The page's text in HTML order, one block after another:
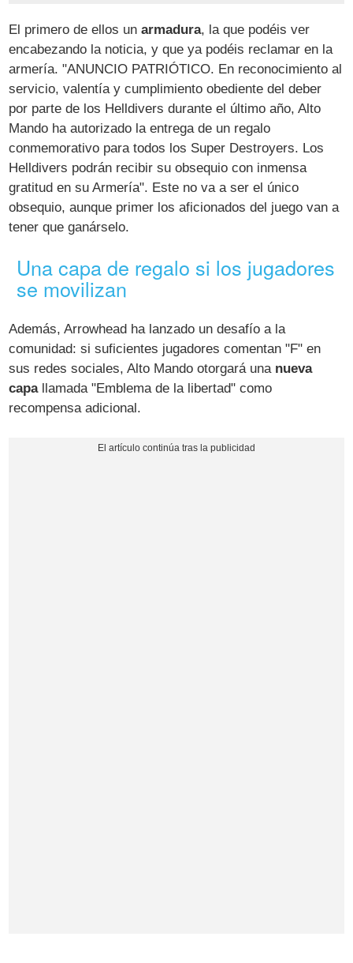
El primero de ellos unarmadura, la que podéis ver
encabezando la noticia, y que ya podéis reclamar en la
armería. "ANUNCIO PATRIÓTICO. En reconocimiento al
servicio, valentía y cumplimiento obediente del deber
por parte de los Helldivers durante el último año, Alto
Mando ha autorizado la entrega de un regalo
conmemorativo para todos los Super Destroyers. Los
Helldivers podrán recibir su obsequio con inmensa
gratitud en su Armería". Este no va a ser el único
obsequio, aunque primer los aficionados del juego van a
tener que ganárselo.
Una capa de regalo si los jugadores
se movilizan
Además, Arrowhead ha lanzado un desafío a la
comunidad: si suficientes jugadores comentan "F" en
sus redes sociales, Alto Mando otorgará una nueva
capallamada "Emblema de la libertad" como
recompensa adicional.